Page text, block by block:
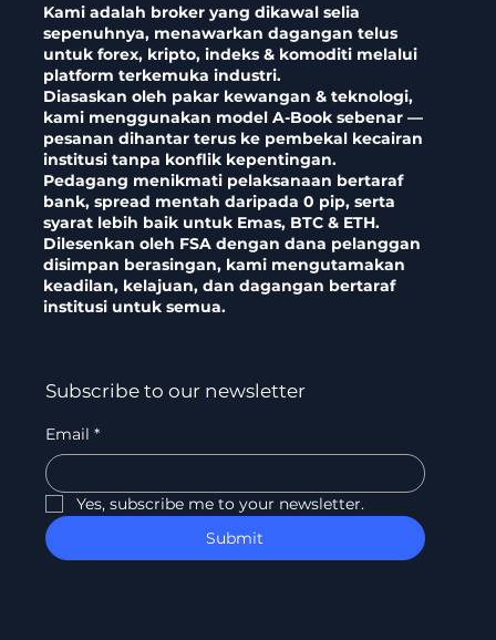
Kami adalah broker yang dikawal selia
sepenuhnya, menawarkan dagangan telus
untuk forex, kripto, indeks & komoditi melalui
platform terkemuka industri.
Diasaskan oleh pakar kewangan & teknologi,
kami menggunakan model A-Book sebenar —
pesanan dihantar terus ke pembekal kecairan
institusi tanpa konflik kepentingan.
Pedagang menikmati pelaksanaan bertaraf
bank, spread mentah daripada 0 pip, serta
syarat lebih baik untuk Emas, BTC & ETH.
Dilesenkan oleh FSA dengan dana pelanggan
disimpan berasingan, kami mengutamakan
keadilan, kelajuan, dan dagangan bertaraf
institusi untuk semua.
Subscribe to our newsletter
Email *
Yes, subscribe me to your newsletter.
Submit